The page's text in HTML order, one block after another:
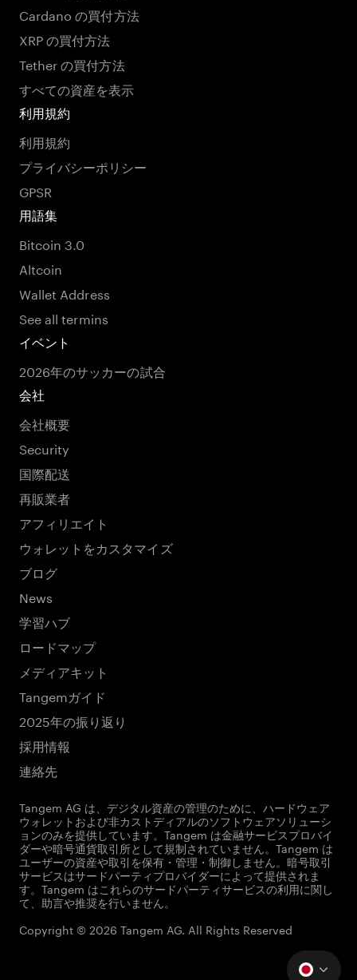
Cardano の買付方法
XRP の買付方法
Tether の買付方法
すべての資産を表示
利用規約
利用規約
プライバシーポリシー
GPSR
用語集
Bitcoin 3.0
Altcoin
Wallet Address
See all termins
イベント
2026年のサッカーの試合
会社
会社概要
Security
国際配送
再販業者
アフィリエイト
ウォレットをカスタマイズ
ブログ
News
学習ハブ
ロードマップ
メディアキット
Tangemガイド
2025年の振り返り
採用情報
連絡先
Tangem AG は、デジタル資産の管理のために、ハードウェア
ウォレットおよび非カストディアルのソフトウェアソリューシ
ョンのみを提供しています。Tangem は金融サービスプロバイ
ダーや暗号通貨取引所として規制されていません。Tangem は
ユーザーの資産や取引を保有・管理・制御しません。暗号取引
サービスはサードパーティプロバイダーによって提供されま
す。Tangem はこれらのサードパーティサービスの利用に関し
て、助言や推奨を行いません。